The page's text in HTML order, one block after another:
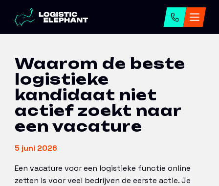
Home →Artikelen
Waarom de beste logistieke
kandidaat niet actief zoekt naar een vacature
Waarom de beste
logistieke
kandidaat niet
actief zoekt naar
een vacature
5 juni 2026
Een vacature voor een logistieke functie online
zetten is voor veel bedrijven de eerste actie. Je